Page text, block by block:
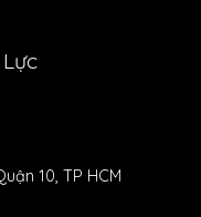
10, TP HCM